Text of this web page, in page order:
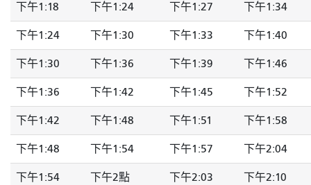
下午1:18 下午1:24 下午1:27 下午1:34
下午1:24 下午1:30 下午1:33 下午1:40
下午1:30 下午1:36 下午1:39 下午1:46
下午1:36 下午1:42 下午1:45 下午1:52
下午1:42 下午1:48 下午1:51 下午1:58
下午1:48 下午1:54 下午1:57 下午2:04
下午1:54 下午2點 下午2:03 下午2:10